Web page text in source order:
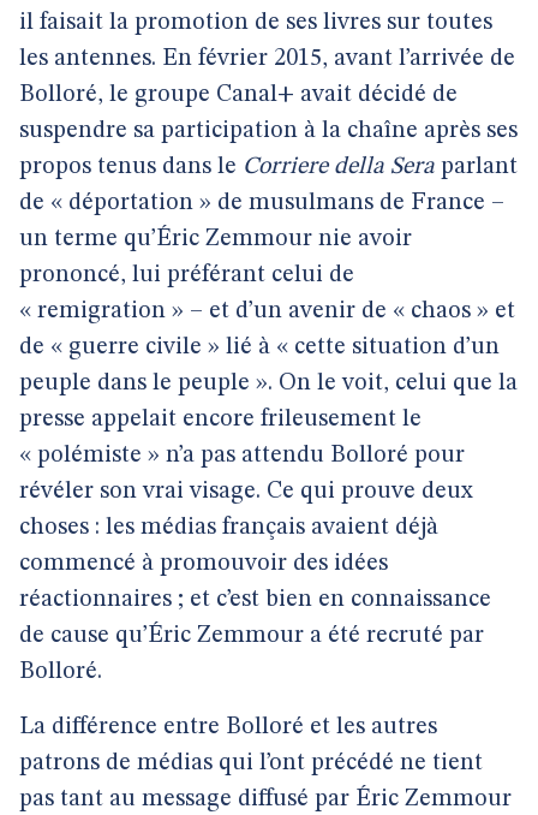
il faisait la promotion de ses livres sur toutes
les antennes. En février 2015, avant l’arrivée de
Bolloré, le groupe Canal+ avait décidé de
suspendre sa participation à la chaîne après ses
propos tenus dans le Corriere della Sera parlant
de « déportation » de musulmans de France –
un terme qu’Éric Zemmour nie avoir
prononcé, lui préférant celui de
« remigration » – et d’un avenir de « chaos » et
de « guerre civile » lié à « cette situation d’un
peuple dans le peuple ». On le voit, celui que la
presse appelait encore frileusement le
« polémiste » n’a pas attendu Bolloré pour
révéler son vrai visage. Ce qui prouve deux
choses : les médias français avaient déjà
commencé à promouvoir des idées
réactionnaires ; et c’est bien en connaissance
de cause qu’Éric Zemmour a été recruté par
Bolloré.
La différence entre Bolloré et les autres
patrons de médias qui l’ont précédé ne tient
pas tant au message diffusé par Éric Zemmour